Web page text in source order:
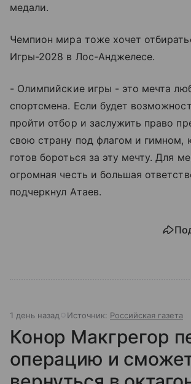
медали.
Чемпион мира тоже хочет
Игры-2028 в Лос-Анджелесе.
- Олимпийские игры - это мечта
спортсмена. Если будет
пройти отбор и заслужить право
свою страну под флагом и гимном,
готов бороться за эту мечту. Для
огромная честь и большая
подчеркнул Атаев.
1 день назад Источник: Российская газета
Конор Макгрегор
операцию и